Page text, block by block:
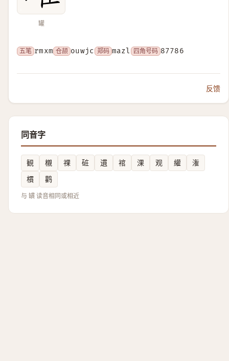
罐
五笔 rmxm 仓颉 ouwjc 郑码 mazl 四角号码 87786
反馈
同音字
観 櫬 祼 䂯 遦 䘾 淉 观 䌯
潅
樌
鹳
与 罆 读音相同或相近